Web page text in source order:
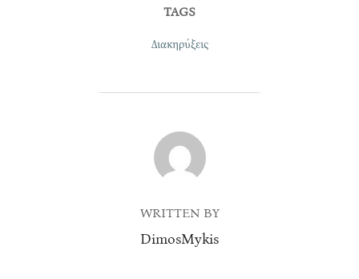
TAGS
Διακηρύξεις
POST AUTHOR
WRITTEN BY
DimosMykis